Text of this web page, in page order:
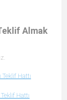
Almak
Teklif Hattı
Hattı